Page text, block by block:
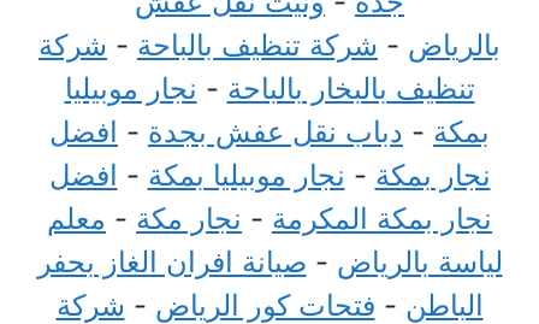
بالرياض - شركة تنظيف بالباحة - شركة
تنظيف بالبخار بالباحة - نجار موبيليا
بمكة - دباب نقل عفش بجدة - افضل
نجار بمكة - نجار موبيليا بمكة - افضل
نجار بمكة المكرمة - نجار مكة - معلم
لياسة بالرياض - صيانة افران الغاز بحفر
الباطن - فتحات كور الرياض - شركة